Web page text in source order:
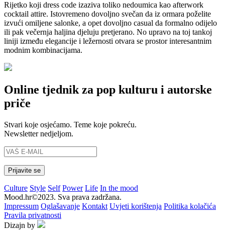
Rijetko koji dress code izaziva toliko nedoumica kao afterwork
cocktail attire. Istovremeno dovoljno svečan da iz ormara poželite
izvući omiljene salonke, a opet dovoljno casual da formalno odijelo
ili pak večernja haljina djeluju pretjerano. No upravo na toj tankoj
liniji između elegancije i ležernosti otvara se prostor interesantnim
modnim kombinacijama.
Online tjednik za pop kulturu i autorske
priče
Stvari koje osjećamo. Teme koje pokreću.
Newsletter nedjeljom.
Culture Style Self Power Life In the mood
Mood.hr©2023. Sva prava zadržana.
Impressum Oglašavanje Kontakt Uvjeti korištenja Politika kolačića
Pravila privatnosti
Dizajn by